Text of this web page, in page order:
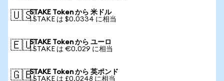
🇺🇸STAKE Token から 米ドル
1 STAKE は $0.0334 に相当
🇪🇺STAKE Token から ユーロ
1 STAKE は €0.029 に相当
🇬🇧STAKE Token から 英ポンド
1 STAKE は £0.0248 に相当